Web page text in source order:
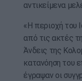
αντικείμενα
«Η περιοχή του
από τις ακτές
Άνδεις της
κατανόηση του
έγραψαν οι